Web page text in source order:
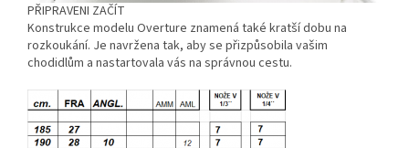
PŘIPRAVENI ZAČÍT
Konstrukce modelu Overture znamená také kratší dobu na
rozkoukání. Je navržena tak, aby se přizpůsobila vašim
chodidlům a nastartovala vás na správnou cestu.